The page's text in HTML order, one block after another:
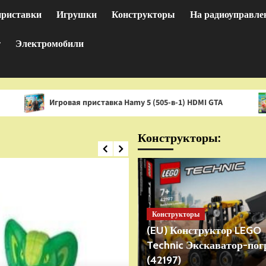
Игрушки Конструкторы На
Электромобили
Игровая приставка Hamy 5 (505-в-1) HDMI GTA Игра
Конструкторы:
Конструкторы
(EU) Конструктор LEGO
Technic Экскаватор-
(42197)